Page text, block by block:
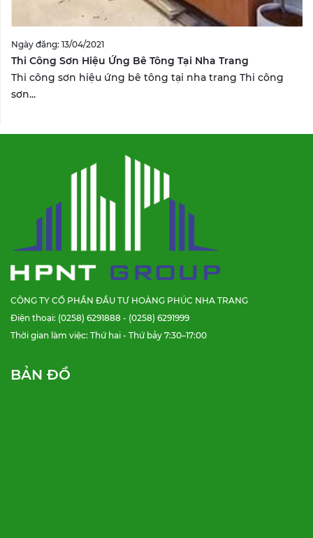
Ngày đăng: 13/04/2021
Thi Công Sơn Hiệu Ứng Bê Tông Tại Nha Trang
Thi công sơn hiệu ứng bê tông tại nha trang Thi công
sơn...
CÔNG TY CỔ PHẦN ĐẦU TƯ HOÀNG PHÚC NHA TRANG
Điện thoại: (0258) 6291888 - (0258) 6291999
Thời gian làm việc: Thứ hai - Thứ bảy 7:30–17:00
BẢN ĐỒ